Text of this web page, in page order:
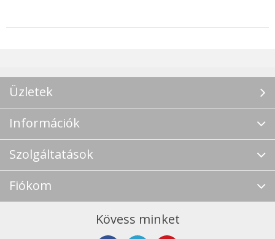
Üzletek
Információk
Szolgáltatások
Fiókom
Kövess minket